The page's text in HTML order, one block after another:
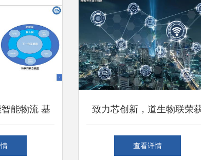
能物流 基
程实验室的
致力芯创新，道生物联荣
2021 AIoT新维奖物联网技术
查看详情